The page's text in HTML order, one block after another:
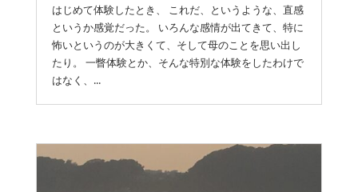
はじめて体験したとき、 これだ、というような、直感
というか感覚だった。 いろんな感情が出てきて、特に
怖いというのが大きくて、そして母のことを思い出し
たり。 一瞥体験とか、そんな特別な体験をしたわけで
はなく、...